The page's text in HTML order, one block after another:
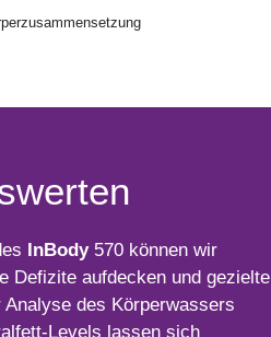
InBody570 können wir
Defizite aufdecken und gezielte
Analyse des Körperwassers
Levels lassen sich